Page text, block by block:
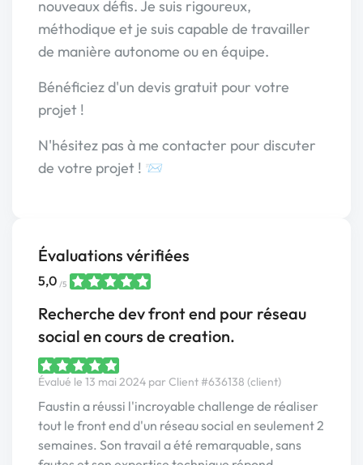
nouveaux défis. Je suis rigoureux,
méthodique et je suis capable de travailler
de manière autonome ou en équipe.
Bénéficiez d'un devis gratuit pour votre
projet !
N'hésitez pas à me contacter pour discuter
de votre projet ! 📨
Évaluations vérifiées
5,0 /5
Recherche dev front end pour réseau
social en cours de creation.
Évalué le 13 mai 2024 par Client #636138 (client)
Faustin a réussi l'incroyable challenge de réaliser
tout le front end d'un réseau social en seulement 2
semaines. Son travail a été remarquable, sans